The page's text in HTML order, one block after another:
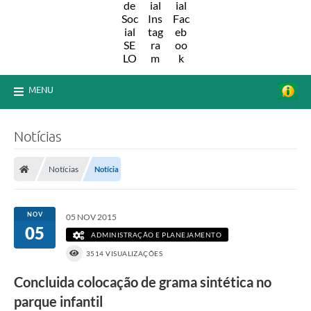
MENU
Notícias
Notícias Notícia
NOV
05
05 NOV 2015
ADMINISTRAÇÃO E PLANEJAMENTO
3514 VISUALIZAÇÕES
Concluida colocação de grama sintética no
parque infantil